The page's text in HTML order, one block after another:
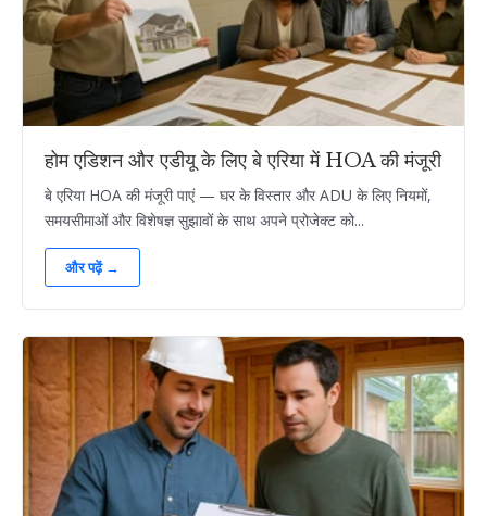
होम एडिशन और एडीयू के लिए बे एरिया में HOA की मंजूरी
बे एरिया HOA की मंजूरी पाएं — घर के विस्तार और ADU के लिए नियमों,
समयसीमाओं और विशेषज्ञ सुझावों के साथ अपने प्रोजेक्ट को...
और पढ़ें →